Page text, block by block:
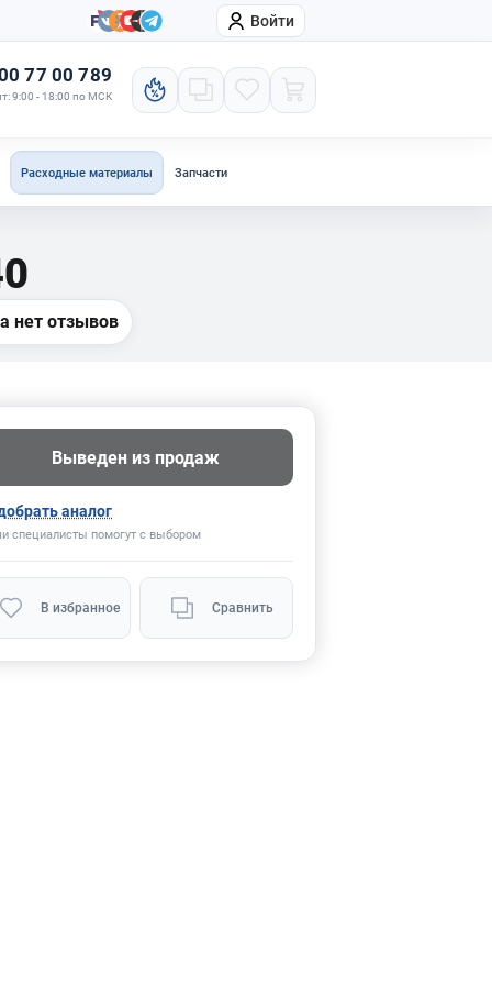
Компания Войти
77 00 789
9:00 - 18:00 по МСК
Расходные материалы Запчасти
нет отзывов
Выведен из продаж
аналог
специалисты помогут с выбором
В избранное Сравнить